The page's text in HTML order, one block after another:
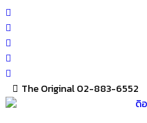
Skip
to
content
The Original 02-883-6552